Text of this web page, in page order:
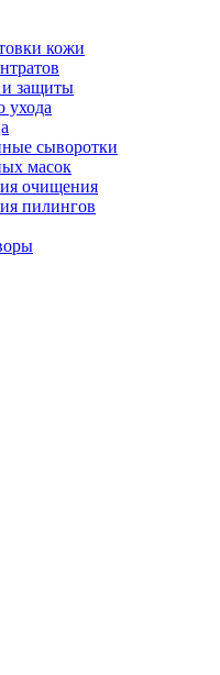
кожи
и защиты
ухода
сыворотки
масок
очищения
пилингов